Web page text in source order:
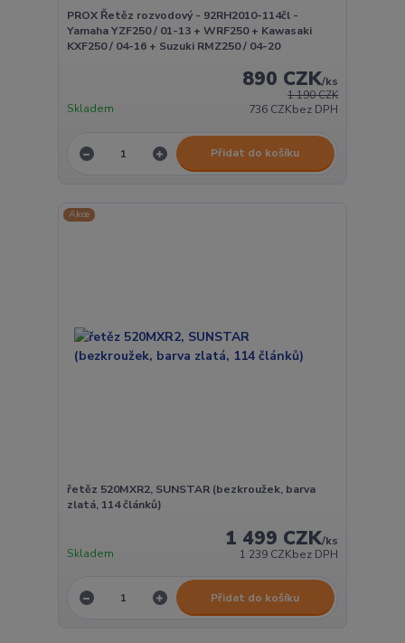
PROX Řetěz rozvodový - 92RH2010-114čl -
Yamaha YZF250 / 01-13 + WRF250 + Kawasaki
KXF250 / 04-16 + Suzuki RMZ250 / 04-20
1 190 CZK
890 CZK/ks
736 CZKbez DPH
Skladem
Přidat do košíku
Akce
řetěz 520MXR2, SUNSTAR (bezkroužek, barva
zlatá, 114 článků)
1 499 CZK/ks
1 239 CZKbez DPH
Skladem
Přidat do košíku